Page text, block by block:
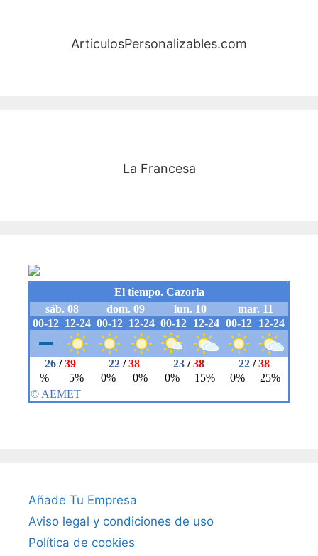
ArticulosPersonalizables.com
La Francesa
Añade Tu Empresa
Aviso legal y condiciones de uso
Política de cookies